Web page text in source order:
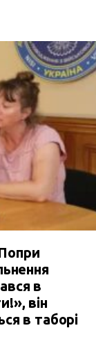
в
він
в таборі